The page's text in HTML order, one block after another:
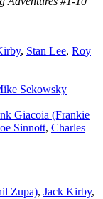
, Stan Lee, Roy
Sekowsky
Giacoia (Frankie
Sinnott, Charles
Zupa), Jack Kirby,